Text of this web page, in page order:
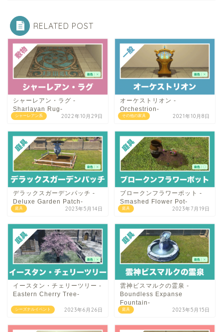
RELATED POST
シャーレアン系
シャーレアン・ラグ -
Sharlayan Rug-
2022年10月29日 その他の家具
オーケストリオン -
Orchestrion-
2021年10月8日
庭具
デラックスガーデンパッチ -
Deluxe Garden Patch-
2023年5月14日 庭具
ブロークンフラワーポット -
Smashed Flower Pot-
2023年7月19日
シーズナルイベント
イースタン・チェリーツリー -
Eastern Cherry Tree-
2023年6月26日 庭具
雲神ビスマルクの霊泉 -
Boundless Expanse
Fountain-
2023年5月15日